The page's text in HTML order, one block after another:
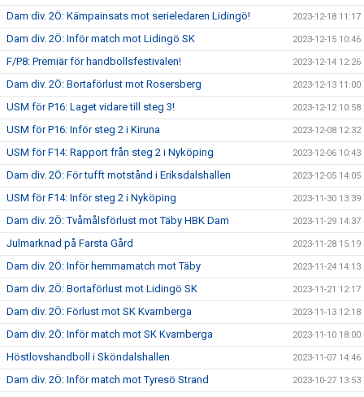
Dam div. 2Ö: Kämpainsats mot serieledaren Lidingö! 2023-12-18 11:17
Dam div. 2Ö: Inför match mot Lidingö SK 2023-12-15 10:46
F/P8: Premiär för handbollsfestivalen! 2023-12-14 12:26
Dam div. 2Ö: Bortaförlust mot Rosersberg 2023-12-13 11:00
USM för P16: Laget vidare till steg 3! 2023-12-12 10:58
USM för P16: Inför steg 2 i Kiruna 2023-12-08 12:32
USM för F14: Rapport från steg 2 i Nyköping 2023-12-06 10:43
Dam div. 2Ö: För tufft motstånd i Eriksdalshallen 2023-12-05 14:05
USM för F14: Inför steg 2 i Nyköping 2023-11-30 13:39
Dam div. 2Ö: Tvåmålsförlust mot Täby HBK Dam 2023-11-29 14:37
Julmarknad på Farsta Gård 2023-11-28 15:19
Dam div. 2Ö: Inför hemmamatch mot Täby 2023-11-24 14:13
Dam div. 2Ö: Bortaförlust mot Lidingö SK 2023-11-21 12:17
Dam div. 2Ö: Förlust mot SK Kvarnberga 2023-11-13 12:18
Dam div. 2Ö: Inför match mot SK Kvarnberga 2023-11-10 18:00
Höstlovshandboll i Sköndalshallen 2023-11-07 14:46
Dam div. 2Ö: Inför match mot Tyresö Strand 2023-10-27 13:53